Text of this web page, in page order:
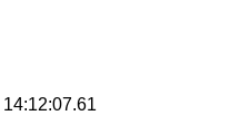
14:12:07.61